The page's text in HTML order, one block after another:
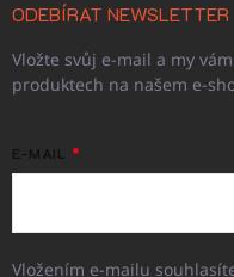
ODEBÍRAT NEWSLETTER
Vložte svůj e-mail a my
produktech na našem e-
E-MAIL
Vložením e-mailu